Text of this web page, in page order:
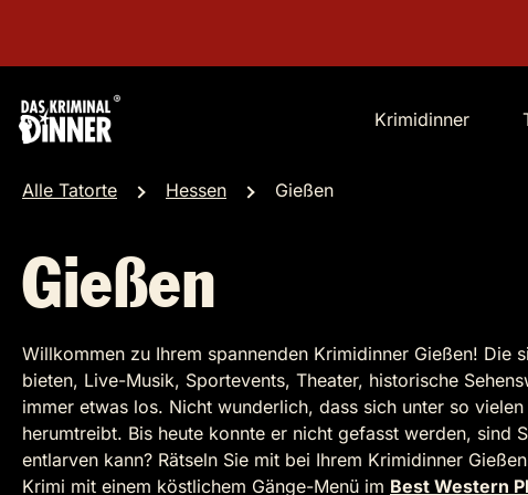
Krimidinner
Alle Tatorte Hessen Gießen
Gießen
Willkommen zu Ihrem spannenden Krimidinner Gießen! Die
bieten, Live-Musik, Sportevents, Theater, historische
immer etwas los. Nicht wunderlich, dass sich unter so
herumtreibt. Bis heute konnte er nicht gefasst werden, sind
entlarven kann? Rätseln Sie mit bei Ihrem Krimidinner
Krimi mit einem köstlichem Gänge-Menü im Best Western